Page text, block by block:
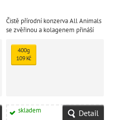
Čistě přírodní konzerva All Animals
se zvěřinou a kolagenem přináší
kočky všech velikostí a pleme
400g
109 Kč
skladem Detail